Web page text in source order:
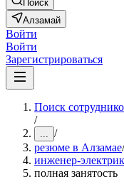
Поиск
Алзамай
Войти
Войти
Зарегистрироваться
Поиск
/
... /
резюме в Алзамае/
инженер-электрик
полная занятость